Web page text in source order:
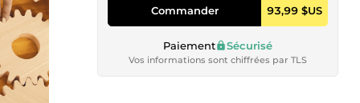
Commander 93,99 $US
Paiement Sécurisé
Vos informations sont chiffrées par TLS